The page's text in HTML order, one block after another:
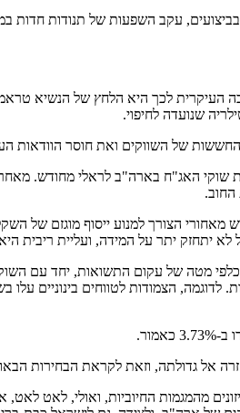
לכך היא הלחץ של הנשיא
שנועדה לחיפוי.
של השווקים ואת חוסר הוודאות
שוקי האג"ח בארה"ב לראלי מחודש.
החוב.
הצורך למנוע ייסוף מוגזם של
יתחזק יתר על המידה, ועליית ריבית
מטה של עקום התשואות, יחד עם
אל גדולתה, וזאת לקראת הבחירות
מהמגמות החיוביות, ואולי, לאט